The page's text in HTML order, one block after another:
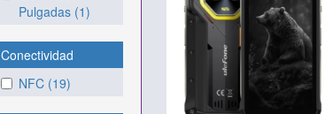
Pulgadas (1)
Conectividad
NFC (19)